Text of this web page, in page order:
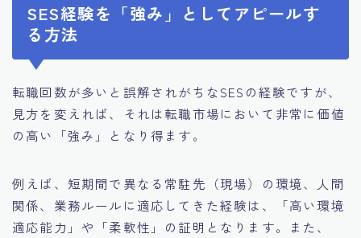
SES経験を「強み」としてアピールす
る方法
転職回数が多いと誤解されがちなSESの経験ですが、
見方を変えれば、それは転職市場において非常に価値
の高い「強み」となり得ます。
例えば、短期間で異なる常駐先（現場）の環境、人間
関係、業務ルールに適応してきた経験は、「高い環境
適応能力」や「柔軟性」の証明となります。また、